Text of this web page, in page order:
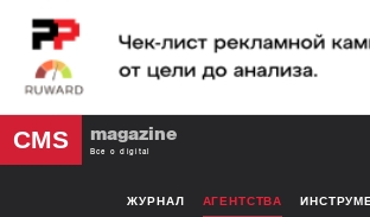
CMS magazine
Все о digital
ЖУРНАЛ АГЕНТСТВА